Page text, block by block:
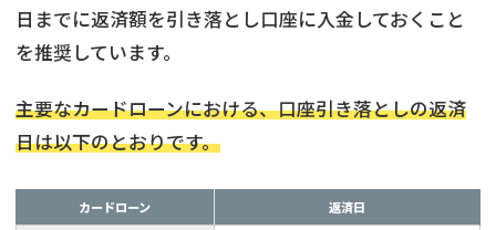
日までに返済額を引き落とし口座に入金しておくこと
を推奨しています。
主要なカードローンにおける、口座引き落としの返済
日は以下のとおりです。
カードローン 返済日